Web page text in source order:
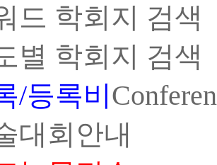
드 학회지 검색
별 학회지 검색
/등록비
대회안내